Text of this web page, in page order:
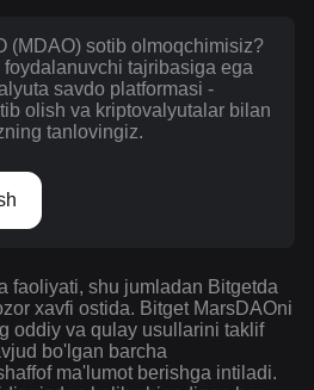
(MDAO) sotib olmoqchimisiz?
foydalanuvchi tajribasiga ega
savdo platformasi -
olish va kriptovalyutalar bilan
tanlovingiz.
faoliyati, shu jumladan Bitgetda
xavfi ostida. Bitget MarsDAOni
oddiy va qulay usullarini taklif
bo'lgan barcha
ma'lumot berishga intiladi.